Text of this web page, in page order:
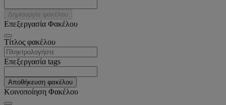
Δημιουργία φακέλου
Επεξεργασία Φακέλου
Tίτλος φακέλου
Επεξεργασία tags
Αποθήκευση φακέλου
Κοινοποίηση Φακέλου